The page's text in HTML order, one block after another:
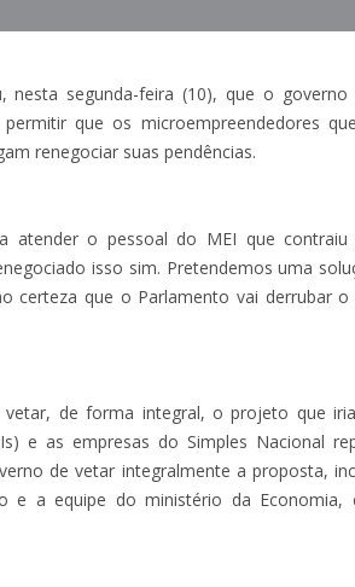
nesta segunda-feira (10), que o governo
que os microempreendedores
renegociar suas pendências.
atender o pessoal do MEI que
isso sim. Pretendemos uma
certeza que o Parlamento vai derrubar
de forma integral, o projeto que
e as empresas do Simples Nacional
de vetar integralmente a proposta,
e a equipe do ministério da Economia,